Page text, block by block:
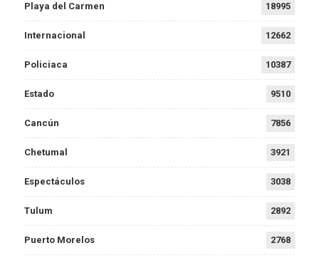
Playa del Carmen 18995
Internacional 12662
Policiaca 10387
Estado 9510
Cancún 7856
Chetumal 3921
Espectáculos 3038
Tulum 2892
Puerto Morelos 2768